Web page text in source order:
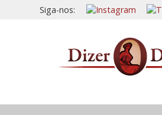
Siga-nos: